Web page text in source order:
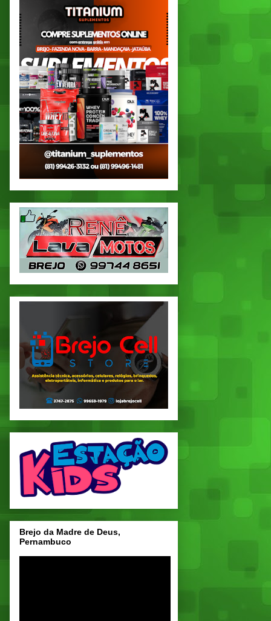
Brejo da Madre de Deus,
Pernambuco